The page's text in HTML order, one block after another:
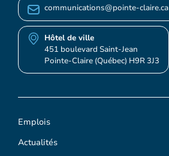
Emplois
Actualités
communications@pointe-claire.ca
Hôtel de ville
451 boulevard Saint-Jean
Pointe-Claire (Québec) H9R 3J3